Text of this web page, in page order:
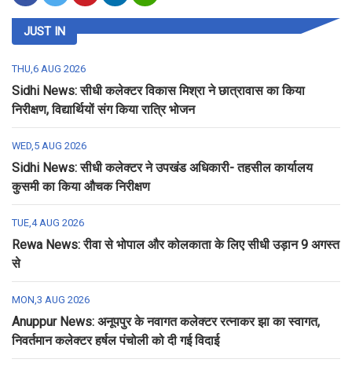
JUST IN
THU,6 AUG 2026
Sidhi News: सीधी कलेक्टर विकास मिश्रा ने छात्रावास का किया
निरीक्षण, विद्यार्थियों संग किया रात्रि भोजन
WED,5 AUG 2026
Sidhi News: सीधी कलेक्टर ने उपखंड अधिकारी- तहसील कार्यालय
कुसमी का किया औचक निरीक्षण
TUE,4 AUG 2026
Rewa News: रीवा से भोपाल और कोलकाता के लिए सीधी उड़ान 9 अगस्त
से
MON,3 AUG 2026
Anuppur News: अनूपपुर के नवागत कलेक्टर रत्नाकर झा का स्वागत,
निवर्तमान कलेक्टर हर्षल पंचोली को दी गई विदाई